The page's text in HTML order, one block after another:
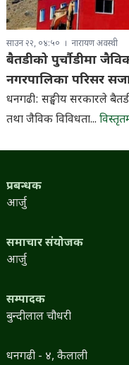
साउन २२, ०४:५० नारायण अवस्थी
बैतडीको पुर्चौडीमा
नगरपालिका परिसर
धनगढी: सङ्घीय सरकारले
तथा जैविक विविधता...
प्रबन्धक
आर्जु
समाचार संयोजक
आर्जु
सम्पादक
बुन्दीलाल चौधरी
धनगढी - ४, कैलाली